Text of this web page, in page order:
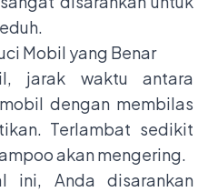
Mobil yang Benar
jarak waktu antara
dengan membilas
Terlambat sedikit
akan mengering.
ini, Anda disarankan